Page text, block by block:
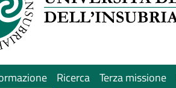
Ricerca Terza missione